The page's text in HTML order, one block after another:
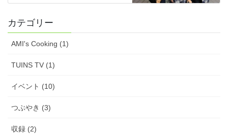
カテゴリー
AMI's Cooking (1)
TUINS TV (1)
イベント (10)
つぶやき (3)
収録 (2)